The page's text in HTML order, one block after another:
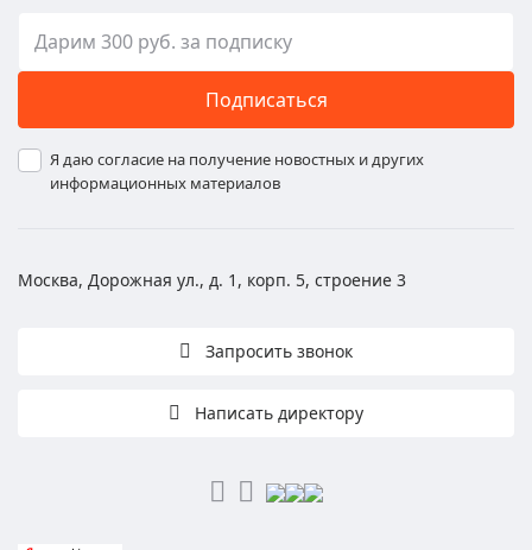
Подписаться
Я даю согласие на получение новостных и других
информационных материалов
Москва, Дорожная ул., д. 1, корп. 5, строение 3
Запросить звонок
Написать директору